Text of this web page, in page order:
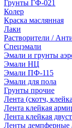
Грунты ГФ-021
Колер
Краска маслянная
Лаки
Растворители /
Спецэмали
Эмали и грунты
Эмали НЦ
Эмали ПФ-115
Эмали для пола
Грунты прочие
Лента (скотч,
Лента клейкая
Лента клейкая
Ленты демпферные